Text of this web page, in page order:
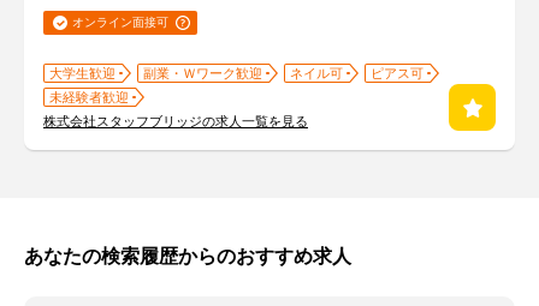
オンライン面接可
大学生歓迎 副業・Ｗワーク歓迎 ネイル可
ピアス可
未経験者歓迎
株式会社スタッフブリッジの求人一覧を見る
あなたの検索履歴からのおすすめ求人